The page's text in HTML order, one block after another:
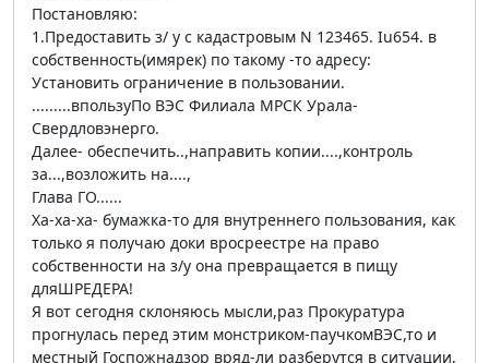
Постановляю:
1.Предоставить з/ у с кадастровым N 123465. Iu654. в
собственность(имярек) по такому -то адресу:
Установить ограничение в пользовании.
.........впользуПо ВЭС Филиала МРСК Урала-
Свердловэнерго.
Далее- обеспечить..,направить копии....,контроль
за...,возложить на....,
Глава ГО......
Ха-ха-ха- бумажка-то для внутреннего пользования, как
только я получаю доки вросреестре на право
собственности на з/у она превращается в пищу
дляШРЕДЕРА!
Я вот сегодня склоняюсь мысли,раз Прокуратура
прогнулась перед этим монстриком-паучкомВЭС,то и
местный Госпожнадзор вряд-ли разберутся в ситуации,